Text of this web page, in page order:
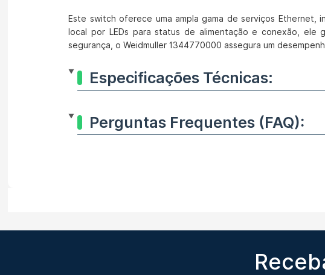
Este switch oferece uma ampla gama de serviços Ethernet,
local por LEDs para status de alimentação e conexão,
segurança, o Weidmuller 1344770000 assegura um
Especificações Técnicas:
Perguntas Frequentes (FAQ):